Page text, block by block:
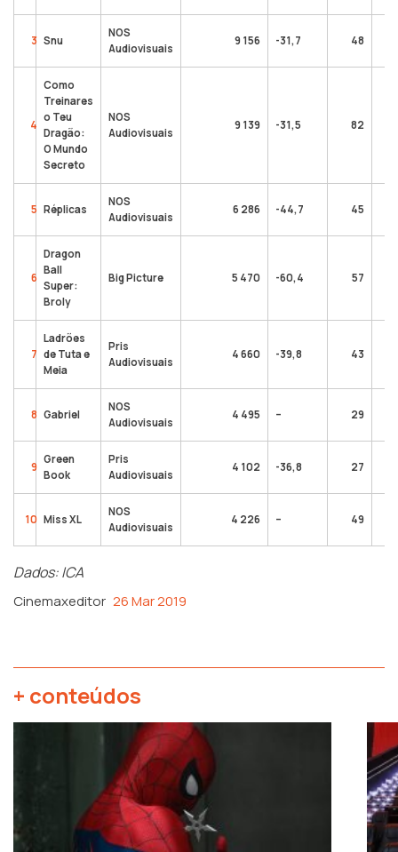
3 Snu
NOS
Audiovisuais
9 156 -31,7 48
4
Como
Treinares
o Teu
Dragão:
O Mundo
Secreto
NOS
Audiovisuais
9 139 -31,5 82
5 Réplicas
NOS
Audiovisuais
6 286 -44,7 45
6
Dragon
Ball
Super:
Broly
Big Picture 5 470 -60,4 57
7
Ladrões
de Tuta e
Meia
Pris
Audiovisuais
4 660 -39,8 43
8 Gabriel
NOS
Audiovisuais
4 495 – 29
9
Green
Book
Pris
Audiovisuais
4 102 -36,8 27
10 Miss XL
NOS
Audiovisuais
4 226 – 49
Dados: ICA
Cinemaxeditor 26 Mar 2019
+ conteúdos